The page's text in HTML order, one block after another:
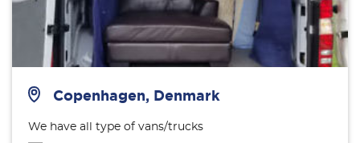
Copenhagen, Denmark
We have all type of vans/trucks